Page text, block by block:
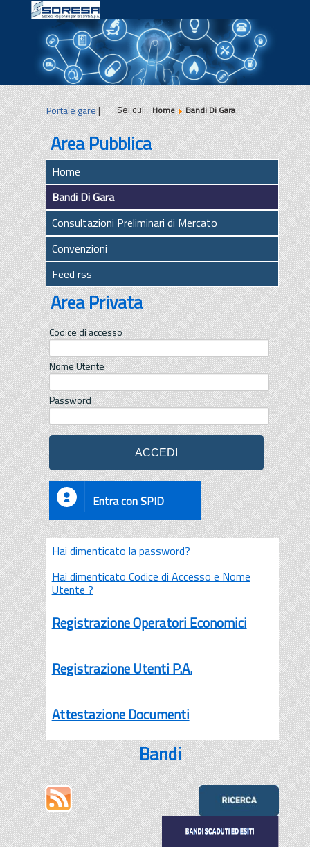
|||
Portale gare| Sei qui:Home Bandi Di Gara
Area Pubblica
Home
Bandi Di Gara
Consultazioni Preliminari di Mercato
Convenzioni
Feed rss
Area Privata
Codice di accesso
Nome Utente
Password
Entra con SPID
Hai dimenticato la password?
Hai dimenticato Codice di Accesso e Nome
Utente ?
Registrazione Operatori Economici
Registrazione Utenti P.A.
Attestazione Documenti
Bandi